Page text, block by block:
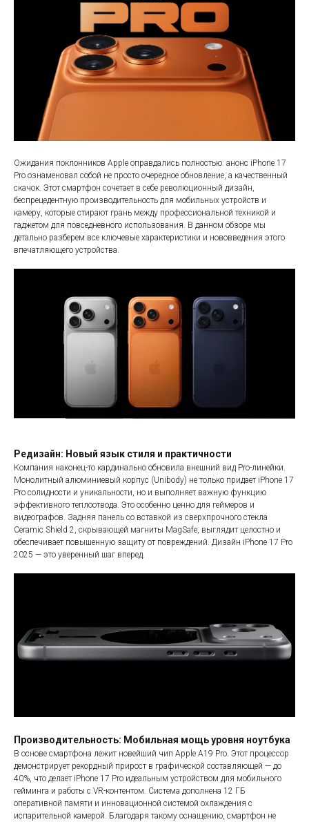
Ожидания поклонников Apple оправдались полностью: анонс iPhone 17
Pro ознаменовал собой не просто очередное обновление, а качественный
скачок. Этот смартфон сочетает в себе революционный дизайн,
беспрецедентную производительность для мобильных устройств и
камеру, которые стирают грань между профессиональной техникой и
гаджетом для повседневного использования. В данном обзоре мы
детально разберем все ключевые характеристики и нововведения этого
впечатляющего устройства.
Редизайн: Новый язык стиля и практичности
Компания наконец-то кардинально обновила внешний вид Pro-линейки.
Монолитный алюминиевый корпус (Unibody) не только придает iPhone 17
Pro солидности и уникальности, но и выполняет важную функцию
эффективного теплоотвода. Это особенно ценно для геймеров и
видеографов. Задняя панель со вставкой из сверхпрочного стекла
Ceramic Shield 2, скрывающей магниты MagSafe, выглядит целостно и
обеспечивает повышенную защиту от повреждений. Дизайн iPhone 17 Pro
2025 — это уверенный шаг вперед.
Производительность: Мобильная мощь уровня ноутбука
В основе смартфона лежит новейший чип Apple A19 Pro. Этот процессор
демонстрирует рекордный прирост в графической составляющей — до
40%, что делает iPhone 17 Pro идеальным устройством для мобильного
гейминга и работы с VR-контентом. Система дополнена 12 ГБ
оперативной памяти и инновационной системой охлаждения с
испарительной камерой. Благодаря такому оснащению, смартфон не